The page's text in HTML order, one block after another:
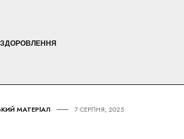
МАТЕРІАЛ 7 СЕРПНЯ, 2025